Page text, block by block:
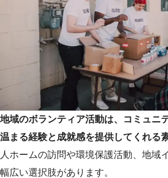
地域のボランティア活動は、コミュニ
温まる経験と成就感を提供してくれる
人ホームの訪問や環境保護活動、地域
幅広い選択肢があります。